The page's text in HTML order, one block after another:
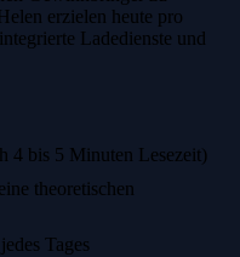
erzielen heute pro
Ladedienste und
4 bis 5 Minuten Lesezeit)
theoretischen
Tages